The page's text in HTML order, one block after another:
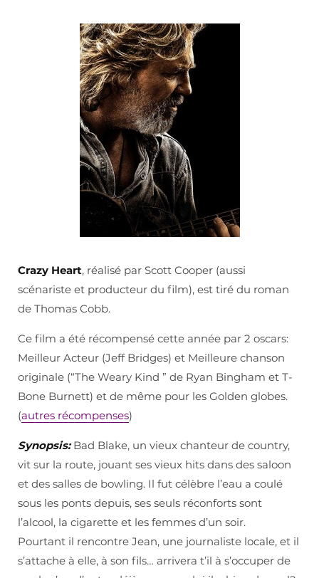
Crazy Heart, réalisé par Scott Cooper (aussi
scénariste et producteur du film), est tiré du roman
de Thomas Cobb.
Ce film a été récompensé cette année par 2 oscars:
Meilleur Acteur (Jeff Bridges) et Meilleure chanson
originale (“The Weary Kind ” de Ryan Bingham et T-
Bone Burnett) et de même pour les Golden globes.
(autres récompenses)
Synopsis:Bad Blake, un vieux chanteur de country,
vit sur la route, jouant ses vieux hits dans des saloon
et des salles de bowling. Il fut célèbre l’eau a coulé
sous les ponts depuis, ses seuls réconforts sont
l’alcool, la cigarette et les femmes d’un soir.
Pourtant il rencontre Jean, une journaliste locale, et il
s’attache à elle, à son fils… arrivera t’il à s’occuper de